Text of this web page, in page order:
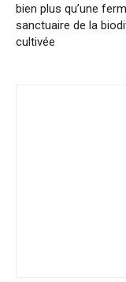
bien plus qu’une
sanctuaire de la
cultivée